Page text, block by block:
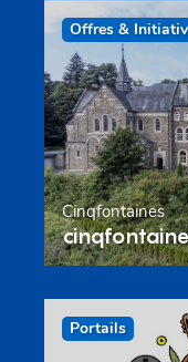
Offres &
Cinqfontaines
Portails